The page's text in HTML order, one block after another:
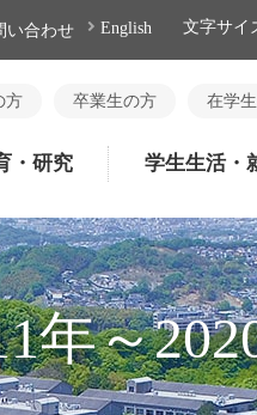
い合わせ English 文字サイ
方 卒業生の方 在学
・研究 学生生活・
年～